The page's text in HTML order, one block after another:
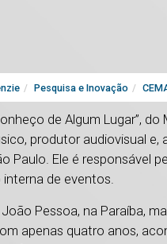
Pesquisa e Inovação
de Algum Lugar”,
produtor audiovisual
Paulo. Ele é responsável
interna de eventos.
Pessoa, na Paraíba,
apenas quatro anos,